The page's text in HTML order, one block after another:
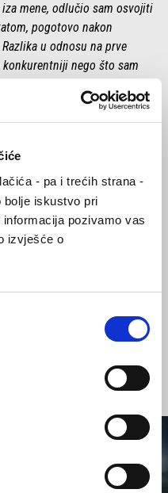
- pa i trećih strana -
bolje iskustvo pri
pozivamo vas
izvješće o
mene, odlučio sam osvojiti
pogotovo nakon
u odnosu na prve
nego što sam
utrke, bili smo prilično
nakon smrti Luce
i poslati njegovoj obitelji
tako veliku gužvu ovog
s kojima se regija
Što se tiče utrke, sretni
ali Maverick je posebno
pozicija u početnim
vidjeli Aprilijinu brzinu, iako
sezone. Krenut ćemo na